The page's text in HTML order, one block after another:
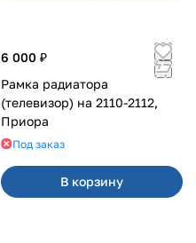
6 000 ₽
Рамка радиатора
(телевизор) на 2110-2112,
Приора
Под заказ
В корзину